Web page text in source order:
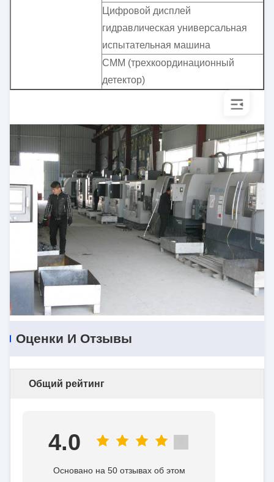
Цифровой дисплей
гидравлическая универсальная
испытательная машина
CMM (трехкоординационный
детектор)
Оценки И Отзывы
Общий рейтинг
4.0
Основано на 50 отзывах об этом